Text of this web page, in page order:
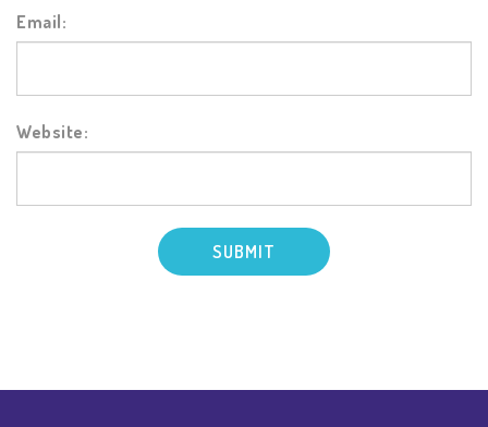
Email:
Website: